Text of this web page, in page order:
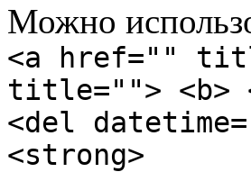
Можно
<a href=""
title=""> <b>
<del
<strong>